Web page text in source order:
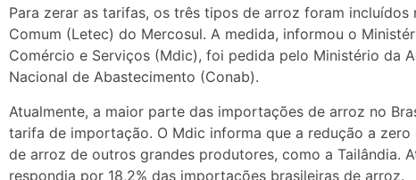
Para zerar as tarifas, os três tipos de arroz foram incluídos
Comum (Letec) do Mercosul. A medida, informou o
Comércio e Serviços (Mdic), foi pedida pelo Ministério da
Nacional de Abastecimento (Conab).
Atualmente, a maior parte das importações de arroz no
tarifa de importação. O Mdic informa que a redução a
de arroz de outros grandes produtores, como a Tailândia.
respondia por 18,2% das importações brasileiras de arroz.